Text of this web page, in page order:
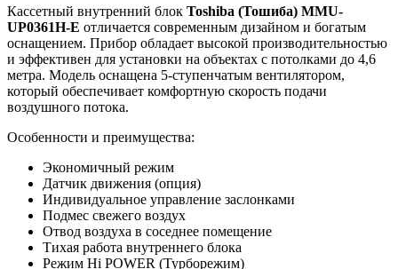
Кассетный внутренний блок Toshiba (Тошиба) MMU-
UP0361H-E отличается современным дизайном и богатым
оснащением. Прибор обладает высокой производительностью
и эффективен для установки на объектах с потолками до 4,6
метра. Модель оснащена 5-ступенчатым вентилятором,
который обеспечивает комфортную скорость подачи
воздушного потока.
Особенности и преимущества:
Экономичный режим
Датчик движения (опция)
Индивидуальное управление заслонками
Подмес свежего воздух
Отвод воздуха в соседнее помещение
Тихая работа внутреннего блока
Режим Hi POWER (Турборежим)